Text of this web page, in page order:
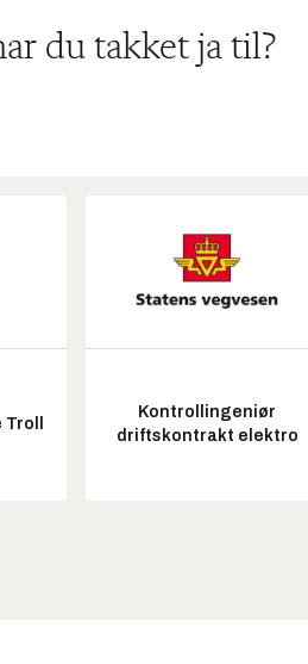
du takket ja til?
Kontrollingeniør
driftskontrakt elektro